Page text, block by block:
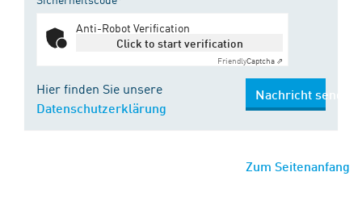
Anti-Robot Verification
Click to start verification
FriendlyCaptcha ⇗
Hier finden Sie unsere
Datenschutzerklärung
Nachricht senden
Zum Seitenanfang